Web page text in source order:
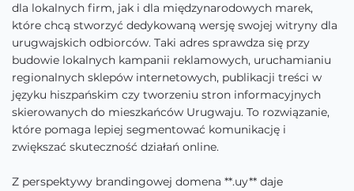
dla lokalnych firm, jak i dla międzynarodowych marek,
które chcą stworzyć dedykowaną wersję swojej witryny dla
urugwajskich odbiorców. Taki adres sprawdza się przy
budowie lokalnych kampanii reklamowych, uruchamianiu
regionalnych sklepów internetowych, publikacji treści w
języku hiszpańskim czy tworzeniu stron informacyjnych
skierowanych do mieszkańców Urugwaju. To rozwiązanie,
które pomaga lepiej segmentować komunikację i
zwiększać skuteczność działań online.
Z perspektywy brandingowej domena **.uy** daje